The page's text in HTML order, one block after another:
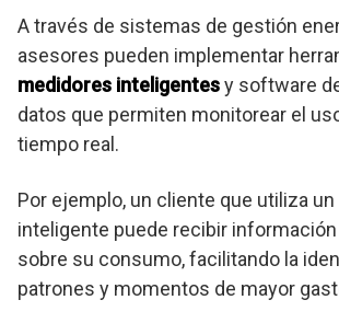
A través de sistemas de gestión
asesores pueden implementar
medidores inteligentesy software
datos que permiten monitorear el
tiempo real.
Por ejemplo, un cliente que utiliza
inteligente puede recibir
sobre su consumo, facilitando la
patrones y momentos de mayor